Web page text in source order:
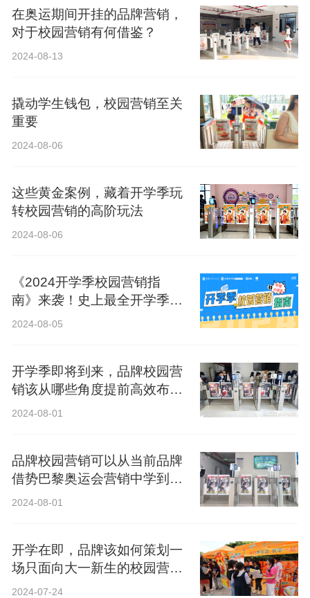
在奥运期间开挂的品牌营销，
对于校园营销有何借鉴？
2024-08-13
撬动学生钱包，校园营销至关
重要
2024-08-06
这些黄金案例，藏着开学季玩
转校园营销的高阶玩法
2024-08-06
《2024开学季校园营销指
南》来袭！史上最全开学季营
销攻略！
2024-08-05
开学季即将到来，品牌校园营
销该从哪些角度提前高效布
局？
2024-08-01
品牌校园营销可以从当前品牌
借势巴黎奥运会营销中学到什
么？
2024-08-01
开学在即，品牌该如何策划一
场只面向大一新生的校园营
销？
2024-07-24